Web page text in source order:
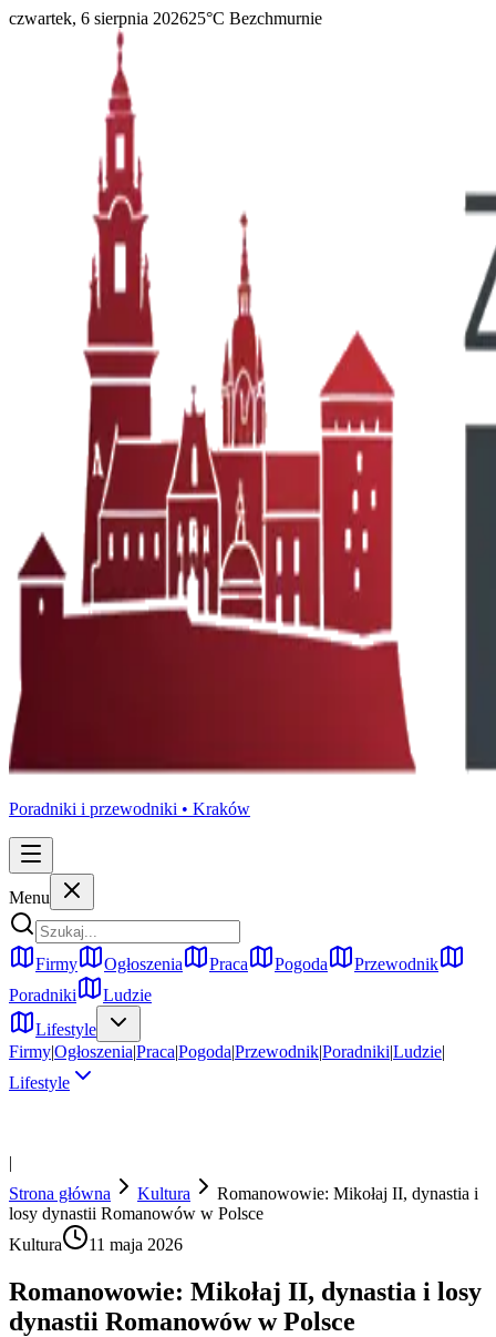
czwartek, 6 sierpnia 202625°C Bezchmurnie
Poradniki i przewodniki • Kraków
Menu
Firmy Ogłoszenia Praca Pogoda
Przewodnik
Poradniki
Ludzie
Lifestyle
Firmy|Ogłoszenia|Praca|Pogoda|Przewodnik|Poradniki|Ludzie|
Lifestyle
|
Strona główna
Kultura
Romanowowie: Mikołaj II, dynastia i
losy dynastii Romanowów w Polsce
Kultura
11 maja 2026
Romanowowie: Mikołaj II, dynastia i losy
dynastii Romanowów w Polsce